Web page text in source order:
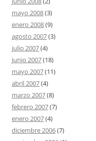
mayo 2008(3)
enero 2008(9)
agosto 2007(3)
julio 2007(4)
junio 2007(18)
mayo 2007(11)
abril 2007(4)
marzo 2007(8)
febrero 2007(7)
enero 2007(4)
diciembre 2006(7)